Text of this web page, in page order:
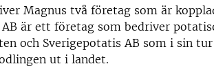
Magnus två företag som är
är ett företag som bedriver
och Sverigepotatis AB som i sin
ut i landet.